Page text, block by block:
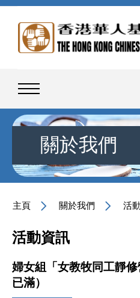
關於我們
主頁 關於我們 活
活動資訊
婦女組「女教牧同工靜
已滿）